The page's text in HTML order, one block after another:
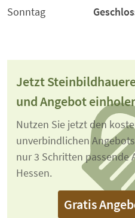
Sonntag
Jetzt
und Angebot
Nutzen Sie jetzt den
unverbindlichen
nur 3 Schritten passende
Hessen.
Gratis